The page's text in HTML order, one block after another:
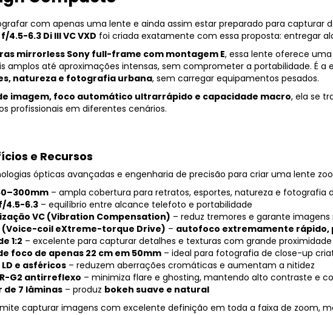
com apenas uma lente e ainda assim estar preparado para capturar
6.3 Di III VC VXD foi criada exatamente com essa proposta: entregar
mirrorless Sony full-frame com montagem E, essa lente oferece
amplos até aproximações intensas, sem comprometer a portabilidade. É
natureza e fotografia urbana, sem carregar equipamentos pesados.
imagem, foco automático ultrarrápido e capacidade macro, ela se
profissionais em diferentes cenários.
e Recursos
ópticas avançadas e engenharia de precisão para criar uma lente
– ampla cobertura para retratos, esportes, natureza e fotografia
4.5-6.3 – equilíbrio entre alcance telefoto e portabilidade
VC (Vibration Compensation) – reduz tremores e garante
(Voice-coil eXtreme-torque Drive) – autofoco extremamente rápido,
1:2 – excelente para capturar detalhes e texturas com grande proximidade
foco de apenas 22 cm em 50mm – ideal para fotografia de close-up
e asféricos – reduzem aberrações cromáticas e aumentam a nitidez
G2 antirreflexo – minimiza flare e ghosting, mantendo alto contraste e
7 lâminas – produz bokeh suave e natural
capturar imagens com excelente definição em toda a faixa de zoom,